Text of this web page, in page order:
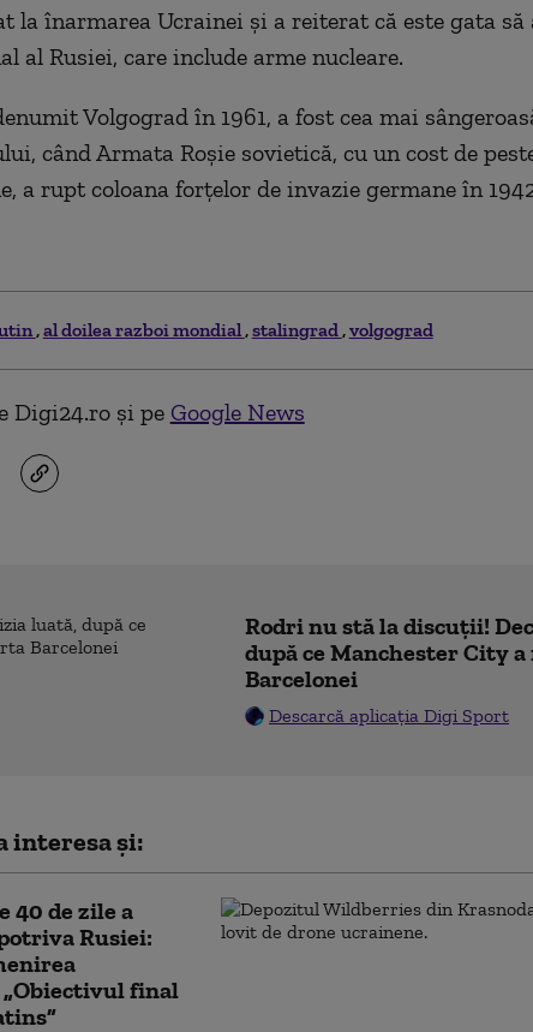
la înarmarea Ucrainei și a reiterat că este gata să
al Rusiei, care include arme nucleare.
Volgograd în 1961, a fost cea mai
când Armata Roșie sovietică, cu un cost de
a rupt coloanaforțelor de invazie germane în
al doilea razboi mondial stalingrad volgograd
Digi24.ro și pe Google News
Rodri nu stă la discuții!
după ce Manchester City
Barcelonei
Descarcă aplicația Digi Sport
interesa și:
40 de zile a
Rusiei:
final